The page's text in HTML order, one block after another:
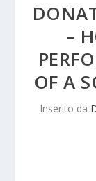
–
OF A
Inserito da